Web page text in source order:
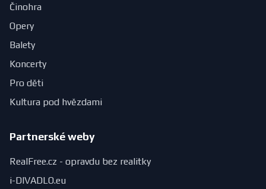
Činohra
Opery
Balety
Koncerty
Pro děti
Kultura pod hvězdami
Partnerské weby
RealFree.cz - opravdu bez realitky
i-DIVADLO.eu